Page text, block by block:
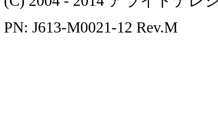
PN: J613-M0021-12 Rev.M